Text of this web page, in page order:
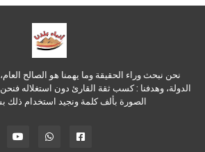
نحن نبحث وراء الحقيقة وما يهمنا هو الصالح
الدولة، وهدفنا : كسب ثقة القارئ دون استغلاله
الصورة بألف كلمة ونجيد استخدام ذلك